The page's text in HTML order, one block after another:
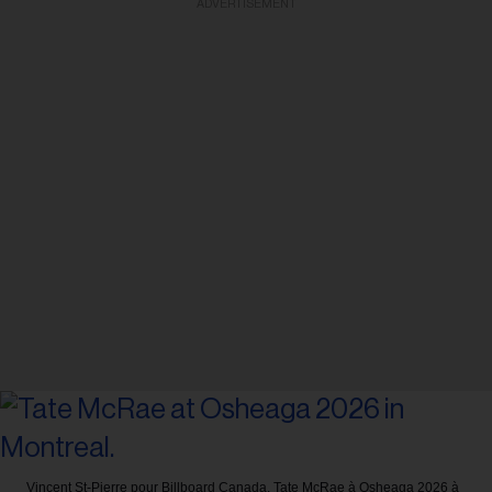
Vincent St-Pierre pour Billboard Canada. Tate McRae à Osheaga 2026 à